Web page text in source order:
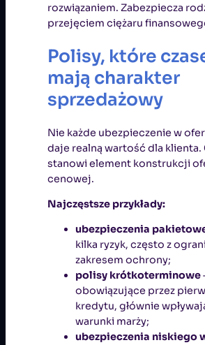
rozwiązaniem. Zabezpiecza
przejęciem ciężaru
Polisy, które
mają charakter
sprzedażowy
Nie każde ubezpieczenie w
daje realną wartość dla klienta.
stanowi element konstrukcji
cenowej.
Najczęstsze przykłady:
ubezpieczenia
kilka ryzyk, często z
zakresem ochrony;
polisy krótkoterminowe
obowiązujące przez
kredytu, głównie
warunki marży;
ubezpieczenia niskiego